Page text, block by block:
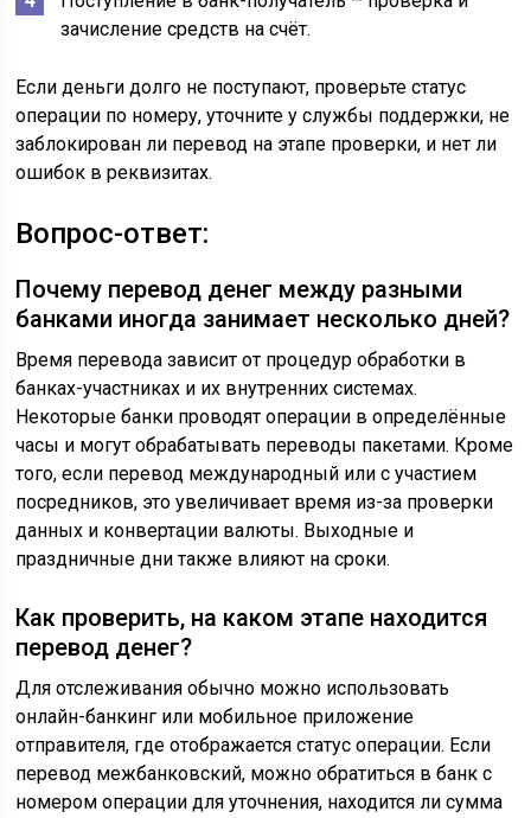
зачисление средств на счёт.
Если деньги долго не поступают, проверьте статус
операции по номеру, уточните у службы поддержки, не
заблокирован ли перевод на этапе проверки, и нет ли
ошибок в реквизитах.
Вопрос-ответ:
Почему перевод денег между разными
банками иногда занимает несколько дней?
Время перевода зависит от процедур обработки в
банках-участниках и их внутренних системах.
Некоторые банки проводят операции в определённые
часы и могут обрабатывать переводы пакетами. Кроме
того, если перевод международный или с участием
посредников, это увеличивает время из-за проверки
данных и конвертации валюты. Выходные и
праздничные дни также влияют на сроки.
Как проверить, на каком этапе находится
перевод денег?
Для отслеживания обычно можно использовать
онлайн-банкинг или мобильное приложение
отправителя, где отображается статус операции. Если
перевод межбанковский, можно обратиться в банк с
номером операции для уточнения, находится ли сумма